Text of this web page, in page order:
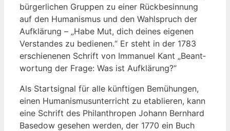
bür­ger­li­chen Grup­pen zu einer Rück­be­sin­nung
auf den Huma­nis­mus und den Wahl­spruch der
Auf­klä­rung – „Habe Mut, dich dei­nes eige­nen
Ver­stan­des zu bedie­nen.“ Er steht in der 1783
erschie­ne­nen Schrift von Imma­nu­el Kant „Beant­
wor­tung der Fra­ge: Was ist Aufklärung?“
Als Start­si­gnal für alle künf­ti­gen Bemü­hun­gen,
einen Huma­nis­mus­un­ter­richt zu eta­blie­ren, kann
eine Schrift des Phil­an­thro­pen Johann Bern­hard
Base­dow gese­hen wer­den, der 1770 ein Buch